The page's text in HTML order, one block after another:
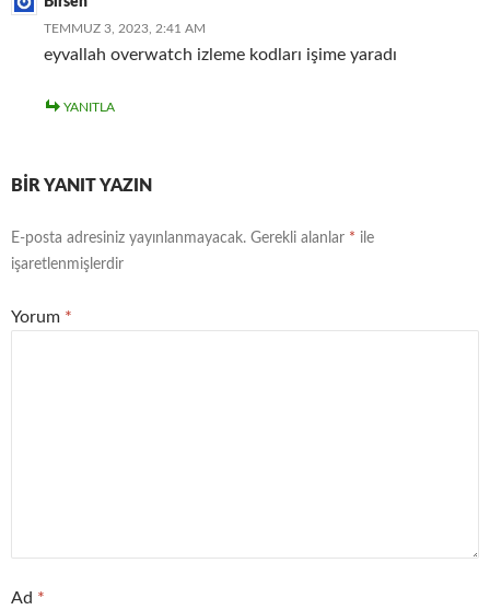
TEMMUZ 3, 2023, 2:41 AM
eyvallah overwatch izleme kodları işime yaradı
YANITLA
BIR YANIT YAZIN
E-posta adresiniz yayınlanmayacak. Gerekli alanlar * ile
işaretlenmişlerdir
Yorum *
Ad *